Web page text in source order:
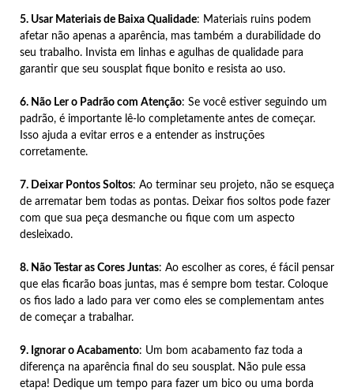
5. Usar Materiais de Baixa Qualidade: Materiais ruins podem
afetar não apenas a aparência, mas também a durabilidade do
seu trabalho. Invista em linhas e agulhas de qualidade para
garantir que seu sousplat fique bonito e resista ao uso.
6. Não Ler o Padrão com Atenção: Se você estiver seguindo um
padrão, é importante lê-lo completamente antes de começar.
Isso ajuda a evitar erros e a entender as instruções
corretamente.
7. Deixar Pontos Soltos: Ao terminar seu projeto, não se esqueça
de arrematar bem todas as pontas. Deixar fios soltos pode fazer
com que sua peça desmanche ou fique com um aspecto
desleixado.
8. Não Testar as Cores Juntas: Ao escolher as cores, é fácil pensar
que elas ficarão boas juntas, mas é sempre bom testar. Coloque
os fios lado a lado para ver como eles se complementam antes
de começar a trabalhar.
9. Ignorar o Acabamento: Um bom acabamento faz toda a
diferença na aparência final do seu sousplat. Não pule essa
etapa! Dedique um tempo para fazer um bico ou uma borda